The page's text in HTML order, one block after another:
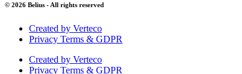
© 2026 Belius - All rights reserved
Created by Verteco
Privacy Terms & GDPR
Created by Verteco
Privacy Terms & GDPR